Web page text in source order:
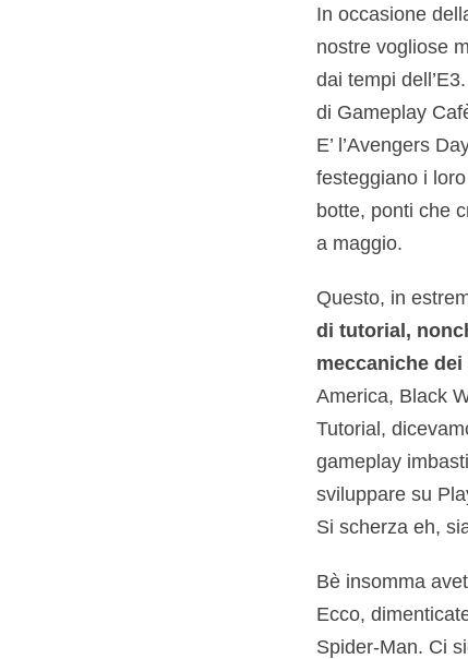
In occasione
nostre vogliose
dai tempi
di Gameplay
E’ l’Avengers
festeggiano i
botte, ponti che
a maggio.
Questo, in
di tutorial,
meccaniche
America, Black
Tutorial,
gameplay
sviluppare su
Si scherza eh,
Bè insomma
Ecco,
Spider-Man. Ci